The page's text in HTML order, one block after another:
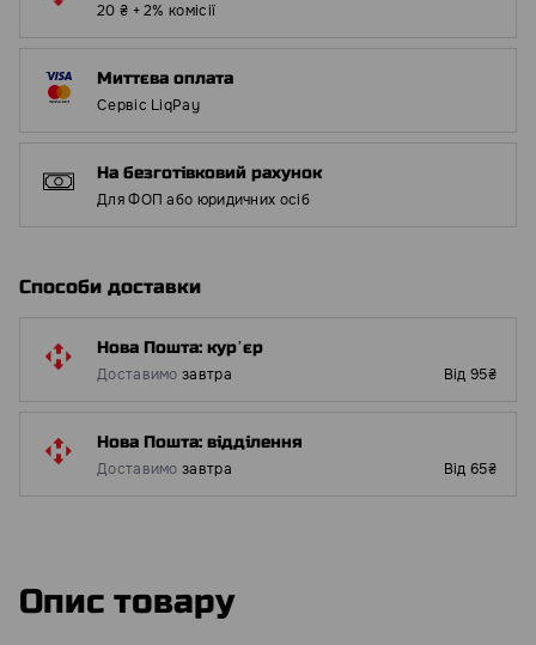
20 ₴ + 2% комісії
Миттєва оплата
Сервіс LiqPay
На безготівковий рахунок
Для ФОП або юридичних осіб
Способи доставки
Нова Пошта: курʼєр
Доставимо завтра Від 95₴
Нова Пошта: відділення
Доставимо завтра Від 65₴
Опис товару